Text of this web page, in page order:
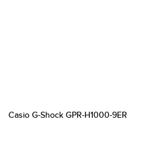
Casio G-Shock GPR-H1000-9ER